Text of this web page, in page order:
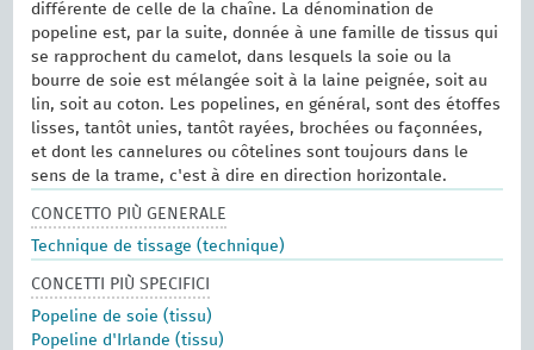
différente de celle de la chaîne. La dénomination de
popeline est, par la suite, donnée à une famille de tissus qui
se rapprochent du camelot, dans lesquels la soie ou la
bourre de soie est mélangée soit à la laine peignée, soit au
lin, soit au coton. Les popelines, en général, sont des étoffes
lisses, tantôt unies, tantôt rayées, brochées ou façonnées,
et dont les cannelures ou côtelines sont toujours dans le
sens de la trame, c'est à dire en direction horizontale.
CONCETTO PIÙ GENERALE
Technique de tissage (technique)
CONCETTI PIÙ SPECIFICI
Popeline de soie (tissu)
Popeline d'Irlande (tissu)